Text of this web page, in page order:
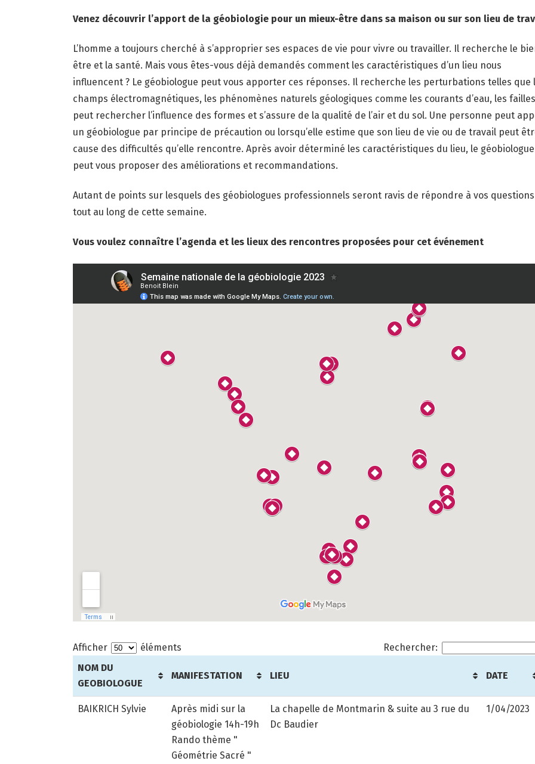
Venez découvrir l’apport de la géobiologie pour un mieux-être dans sa maison ou sur son lieu de
L’homme a toujours cherché à s’approprier ses espaces de vie pour vivre ou travailler. Il recherche le
être et la santé. Mais vous êtes-vous déjà demandés comment les caractéristiques d’un lieu nous
influencent ? Le géobiologue peut vous apporter ces réponses. Il recherche les perturbations telles que
champs électromagnétiques, les phénomènes naturels géologiques comme les courants d’eau, les
peut rechercher l’influence des formes et s’assure de la qualité de l’air et du sol. Une personne peut
un géobiologue par principe de précaution ou lorsqu’elle estime que son lieu de vie ou de travail peut
cause des difficultés qu’elle rencontre. Après avoir déterminé les caractéristiques du lieu, le géobiologue
peut vous proposer des améliorations et recommandations.
Autant de points sur lesquels des géobiologues professionnels seront ravis de répondre à vos questions
tout au long de cette semaine.
Vous voulez connaître l’agenda et les lieux des rencontres proposées pour cet événement
Afficher éléments
Rechercher:
NOM DU
GEOBIOLOGUE
MANIFESTATION LIEU DATE
NOM DU
MANIFESTATION LIEU DATE
BAIKRICH Sylvie
Après midi sur la
géobiologie 14h-19h
Rando thème "
Géométrie Sacré "
La chapelle de Montmarin & suite au 3 rue du
Dc Baudier
1/04/2023